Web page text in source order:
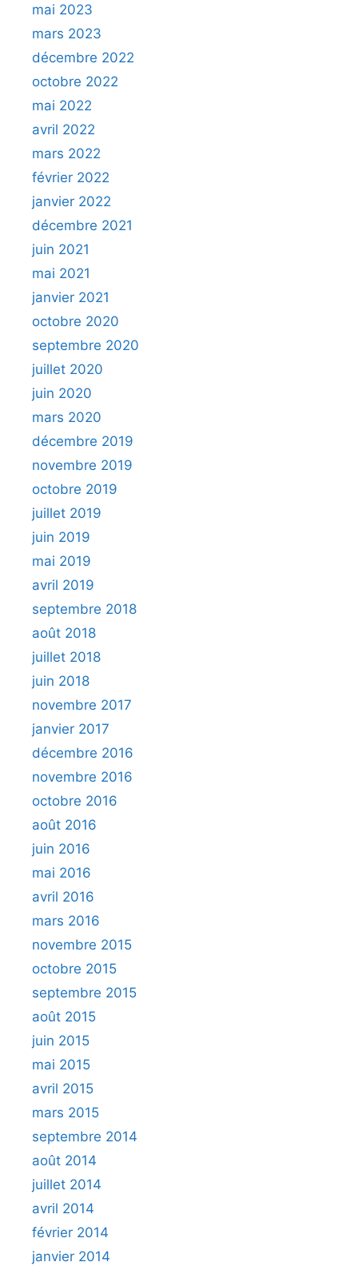
mai 2023
mars 2023
décembre 2022
octobre 2022
mai 2022
avril 2022
mars 2022
février 2022
janvier 2022
décembre 2021
juin 2021
mai 2021
janvier 2021
octobre 2020
septembre 2020
juillet 2020
juin 2020
mars 2020
décembre 2019
novembre 2019
octobre 2019
juillet 2019
juin 2019
mai 2019
avril 2019
septembre 2018
août 2018
juillet 2018
juin 2018
novembre 2017
janvier 2017
décembre 2016
novembre 2016
octobre 2016
août 2016
juin 2016
mai 2016
avril 2016
mars 2016
novembre 2015
octobre 2015
septembre 2015
août 2015
juin 2015
mai 2015
avril 2015
mars 2015
septembre 2014
août 2014
juillet 2014
avril 2014
février 2014
janvier 2014